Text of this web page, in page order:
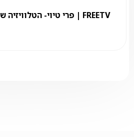
FREETV | פרי טיוי- הטלוויזיה של קשת ו-RGE